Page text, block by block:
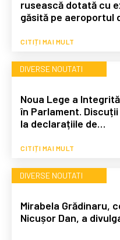
rusească dotată cu
găsită pe aeroportul
CITIȚI MAI MULT
DIVERSE NOUTATI
Noua Lege a
în Parlament.
la declarațiile de…
CITIȚI MAI MULT
DIVERSE NOUTATI
Mirabela Grădinaru,
Nicușor Dan, a